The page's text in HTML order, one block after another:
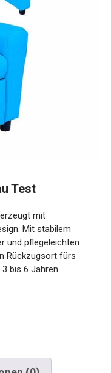
Test
mit
Mit stabilem
und pflegeleichten
Rückzugsort fürs
bis 6 Jahren.